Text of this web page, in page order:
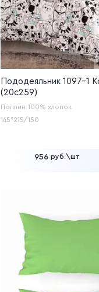
Пододеяльник 1097-1
(20с259)
Поплин 100% хлопок
145*215/150
956 руб.\шт